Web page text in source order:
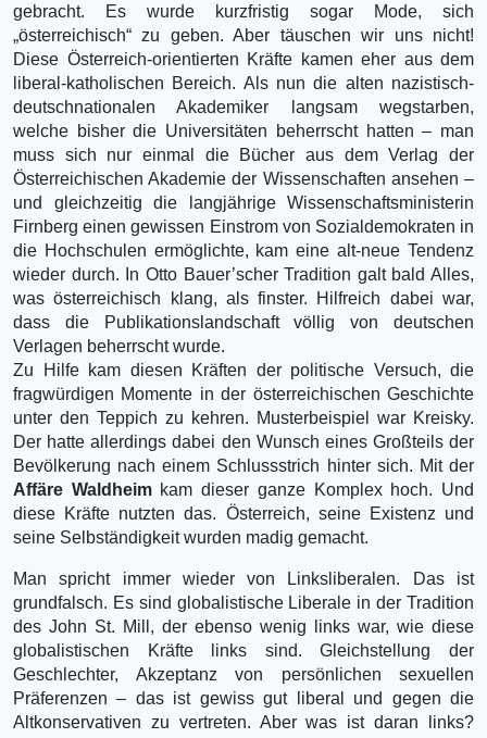
gebracht. Es wurde kurzfristig sogar Mode, sich
„österreichisch“ zu geben. Aber täuschen wir uns nicht!
Diese Österreich-orientierten Kräfte kamen eher aus dem
liberal-katholischen Bereich. Als nun die alten nazistisch-
deutschnationalen Akademiker langsam wegstarben,
welche bisher die Universitäten beherrscht hatten – man
muss sich nur einmal die Bücher aus dem Verlag der
Österreichischen Akademie der Wissenschaften ansehen –
und gleichzeitig die langjährige Wissenschaftsministerin
Firnberg einen gewissen Einstrom von Sozialdemokraten in
die Hochschulen ermöglichte, kam eine alt-neue Tendenz
wieder durch. In Otto Bauer’scher Tradition galt bald Alles,
was österreichisch klang, als finster. Hilfreich dabei war,
dass die Publikationslandschaft völlig von deutschen
Verlagen beherrscht wurde.
Zu Hilfe kam diesen Kräften der politische Versuch, die
fragwürdigen Momente in der österreichischen Geschichte
unter den Teppich zu kehren. Musterbeispiel war Kreisky.
Der hatte allerdings dabei den Wunsch eines Großteils der
Bevölkerung nach einem Schlussstrich hinter sich. Mit der
Affäre Waldheimkam dieser ganze Komplex hoch. Und
diese Kräfte nutzten das. Österreich, seine Existenz und
seine Selbständigkeit wurden madig gemacht.
Man spricht immer wieder von Linksliberalen. Das ist
grundfalsch. Es sind globalistische Liberale in der Tradition
des John St. Mill, der ebenso wenig links war, wie diese
globalistischen Kräfte links sind. Gleichstellung der
Geschlechter, Akzeptanz von persönlichen sexuellen
Präferenzen – das ist gewiss gut liberal und gegen die
Altkonservativen zu vertreten. Aber was ist daran links?